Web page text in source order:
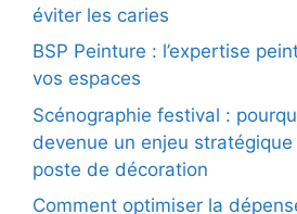
éviter les caries
BSP Peinture : l’expertise
vos espaces
Scénographie festival :
devenue un enjeu
poste de décoration
Comment optimiser la